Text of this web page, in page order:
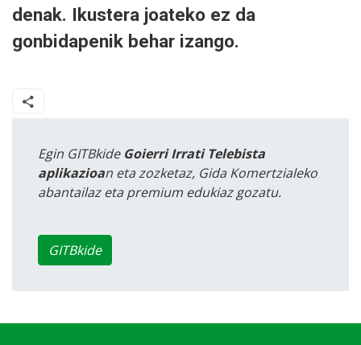
denak. Ikustera joateko ez da
gonbidapenik behar izango.
Egin GITBkide Goierri Irrati Telebista
aplikazioan eta zozketaz, Gida Komertzialeko
abantailaz eta premium edukiaz gozatu.
GITBkide